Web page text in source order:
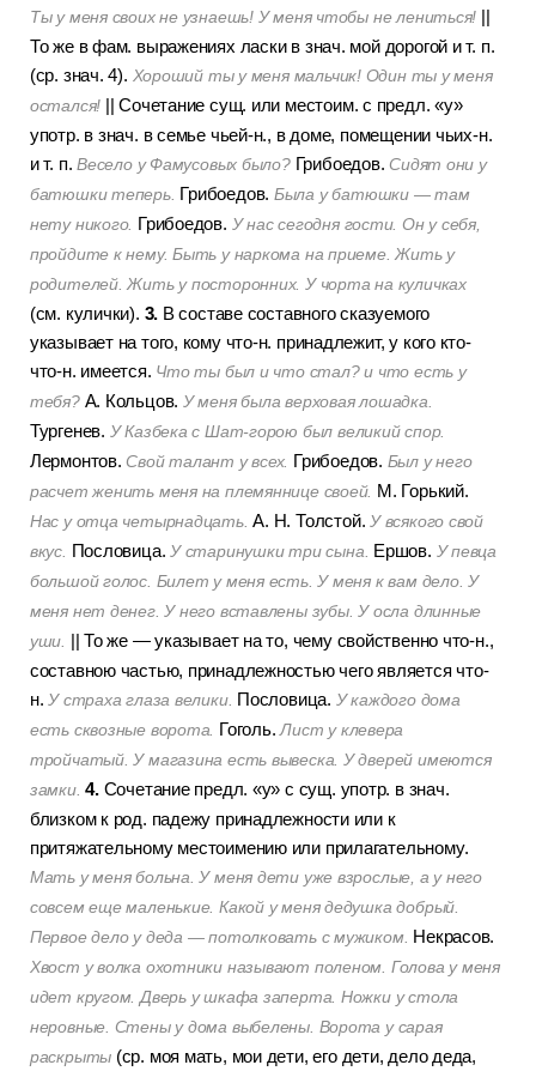
Ты у меня своих не узнаешь! У меня чтобы не лениться!
То же в фам. выражениях ласки в знач. мой дорогой и т. п.
(ср. знач. 4). Хороший ты у меня мальчик! Один ты у меня
остался! ||Сочетание сущ. или местоим. с предл. «у»
употр. в знач. в семье чьей-н., в доме, помещении чьих-н.
и т. п. Весело у Фамусовых было?Грибоедов. Сидят они у
батюшки теперь. Грибоедов. Была у батюшки — там
нету никого. Грибоедов. У нас сегодня гости. Он у себя,
пройдите к нему. Быть у наркома на приеме. Жить у
родителей. Жить у посторонних. У чорта на куличках
(см. кулички). 3. В составе составного сказуемого
указывает на того, кому что-н. принадлежит, у кого кто-
что-н. имеется. Что ты был и что стал? и что есть у
тебя?А. Кольцов. У меня была верховая лошадка.
Тургенев. У Казбека с Шат-горою был великий спор.
Лермонтов. Свой талант у всех. Грибоедов. Был у него
расчет женить меня на племяннице своей. М. Горький.
Нас у отца четырнадцать. А. Н. Толстой.У всякого свой
вкус.
Пословица.У старинушки три сына. Ершов. У певца
большой голос. Билет у меня есть. У меня к вам дело. У
меня нет денег. У него вставлены зубы. У осла длинные
уши.
||То же — указывает на то, чему свойственно что-н.,
составною частью, принадлежностью чего является что-
н. У страха глаза велики. Пословица. У каждого дома
есть сквозные ворота.
Гоголь.Лист у клевера
тройчатый. У магазина есть вывеска. У дверей имеются
замки. 4. Сочетание предл. «у» с сущ. употр. в знач.
близком к род. падежу принадлежности или к
притяжательному местоимению или прилагательному.
Мать у меня больна. У меня дети уже взрослые, а у него
совсем еще маленькие. Какой у меня дедушка добрый.
Первое дело у деда — потолковать с мужиком. Некрасов.
Хвост у волка охотники называют поленом. Голова у меня
идет кругом. Дверь у шкафа заперта. Ножки у стола
неровные. Стены у дома выбелены. Ворота у сарая
раскрыты (ср. моя мать, мои дети, его дети, дело деда,